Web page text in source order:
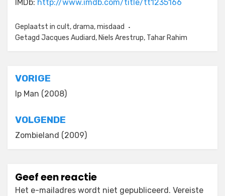
IMDb: http://www.imdb.com/title/tt1235166
Geplaatst in cult,drama,misdaad
Getagd Jacques Audiard, Niels Arestrup, Tahar Rahim
Bericht
navigatie
VORIGE
Ip Man (2008)
VOLGENDE
Zombieland (2009)
Geef een reactie
Het e-mailadres wordt niet gepubliceerd. Vereiste